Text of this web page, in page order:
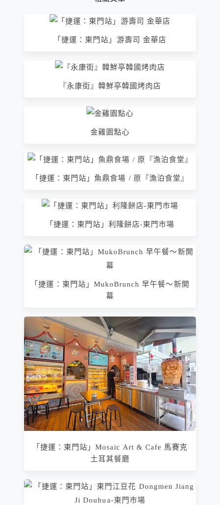
「捷運：東門站」游壽司 金華店
『永康街』韓鮮亭韓國烤肉店
金雞園點心
「捷運：東門站」魚鼎食場 / 原『漁泊食堂』
「捷運：東門站」利隆餅店-東門市場
「捷運：東門站」MukoBrunch 早午餐～新開
幕
「捷運：東門站」Mosaic Art & Cafe 馬賽克
土耳其餐廳